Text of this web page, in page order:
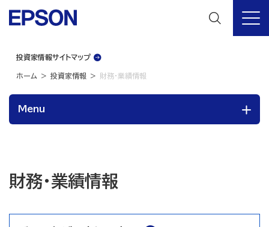
投資家情報サイトマップ
ホーム 投資家情報 財務・業績情報
Menu
財務・業績情報